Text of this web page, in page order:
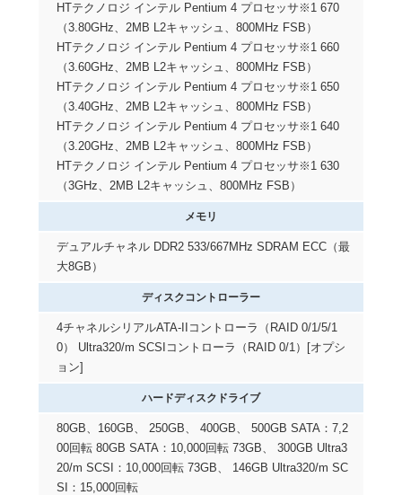
HTテクノロジ インテル Pentium 4 プロセッサ※1 670
（3.80GHz、2MB L2キャッシュ、800MHz FSB）
HTテクノロジ インテル Pentium 4 プロセッサ※1 660
（3.60GHz、2MB L2キャッシュ、800MHz FSB）
HTテクノロジ インテル Pentium 4 プロセッサ※1 650
（3.40GHz、2MB L2キャッシュ、800MHz FSB）
HTテクノロジ インテル Pentium 4 プロセッサ※1 640
（3.20GHz、2MB L2キャッシュ、800MHz FSB）
HTテクノロジ インテル Pentium 4 プロセッサ※1 630
（3GHz、2MB L2キャッシュ、800MHz FSB）
メモリ
デュアルチャネル DDR2 533/667MHz SDRAM ECC（最
大8GB）
ディスクコントローラー
4チャネルシリアルATA-IIコントローラ（RAID 0/1/5/1
0） Ultra320/m SCSIコントローラ（RAID 0/1）[オプシ
ョン]
ハードディスクドライブ
80GB、160GB、 250GB、 400GB、 500GB SATA：7,2
00回転 80GB SATA：10,000回転 73GB、 300GB Ultra3
20/m SCSI：10,000回転 73GB、 146GB Ultra320/m SC
SI：15,000回転